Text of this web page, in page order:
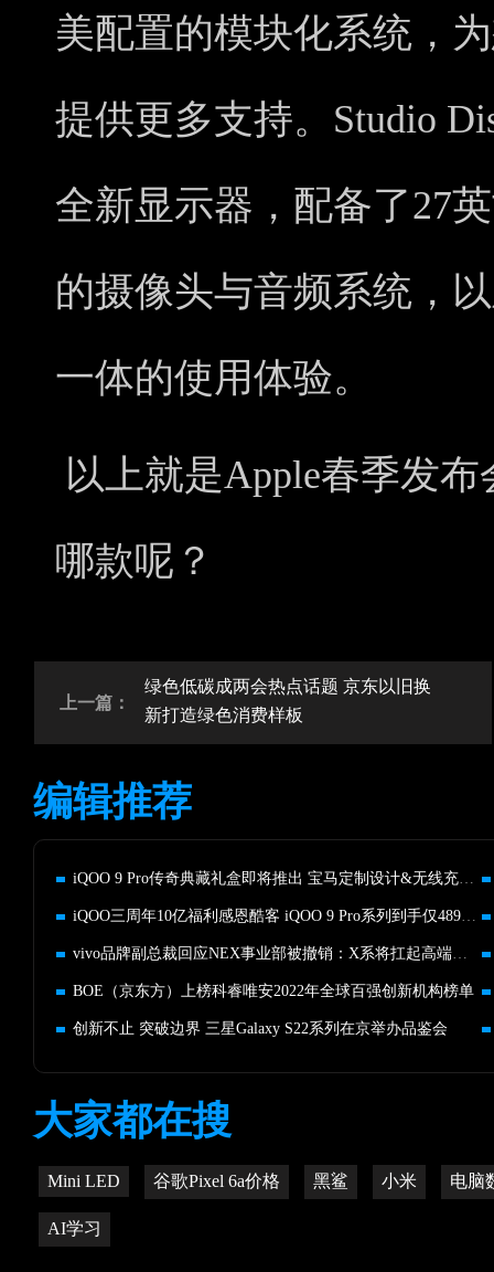
美配置的模块化系统，
提供更多支持。Studio
全新显示器，配备了27
的摄像头与音频系统，
一体的使用体验。
以上就是Apple春季发
哪款呢？
上一篇：
绿色低碳成两会热点话题 京东以旧换
新打造绿色消费样板
编辑推荐
iQOO 9 Pro传奇典藏礼盒即将推出 宝马定制设计&无线充电福利
iQOO三周年10亿福利感恩酷客 iQOO 9 Pro系列到手仅4899元起
vivo品牌副总裁回应NEX事业部被撤销：X系将扛起高端大旗！
BOE（京东方）上榜科睿唯安2022年全球百强创新机构榜单
创新不止 突破边界 三星Galaxy S22系列在京举办品鉴会
大家都在搜
Mini LED 谷歌Pixel 6a价格 黑鲨 小米 电脑
AI学习